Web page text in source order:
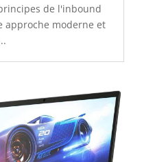
de l'inbound
approche moderne et